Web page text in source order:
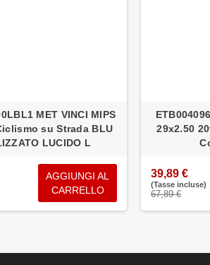
MET VINCI MIPS
su Strada BLU
LUCIDO L
AGGIUNGI AL
CARRELLO
29x2.50
39,89 €
(Tasse incluse)
67,89 €